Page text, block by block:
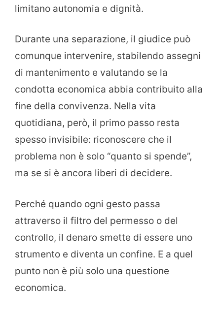
limitano autonomia e dignità.
Durante una separazione, il giudice può
comunque intervenire, stabilendo assegni
di mantenimento e valutando se la
condotta economica abbia contribuito alla
fine della convivenza. Nella vita
quotidiana, però, il primo passo resta
spesso invisibile: riconoscere che il
problema non è solo “quanto si spende”,
ma se si è ancora liberi di decidere.
Perché quando ogni gesto passa
attraverso il filtro del permesso o del
controllo, il denaro smette di essere uno
strumento e diventa un confine. E a quel
punto non è più solo una questione
economica.